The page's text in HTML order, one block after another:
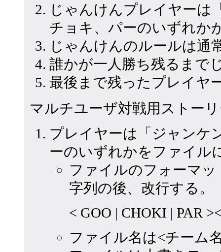
じゃんけんプレイヤーは
チョキ、パーのいずれか
じゃんけんのルールは通
誰かが一人勝ち残るまで
最後まで残ったプレイヤ
マルチユーザ対戦用ストー
プレイヤーは「ジャンケ
ーのいずれかをファイル
ファイルのフォーマッ
字列の後、改行する。
< GOO | CHOKI | PAR
ファイル名は<チーム